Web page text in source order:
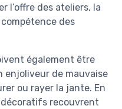
l’offre des ateliers, la
des
également être
enjoliveur de mauvaise
ou rayer la jante. En
recouvrent